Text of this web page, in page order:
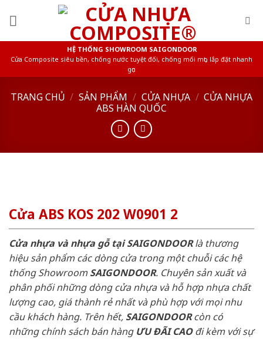
HỆ THỐNG SHOWROOM SAIGONDOOR
Cửa Composite siêu bền, chống nước tuyệt đối, chống mối mọt, lắp đặt nhanh
gọn
TRANG CHỦ / SẢN PHẨM / CỬA NHỰA / CỬA NHỰA
ABS HÀN QUỐC
Cửa ABS KOS 202 W0901 2
Cửa nhựa và nhựa gỗ tại SAIGONDOORlà thương
hiệu sản phẩm các dòng cửa trong một chuỗi các hệ
thống ShowroomSAIGONDOOR. Chuyên sản xuất và
phân phối những dòng cửa nhựa và hỗ hợp nhựa chất
lượng cao, giá thành rẻ nhất và phù hợp với mọi nhu
cầu khách hàng. Trên hết, SAIGONDOORcòn có
những chính sách bán hàng ƯU ĐÃI CAOđi kèm với sự